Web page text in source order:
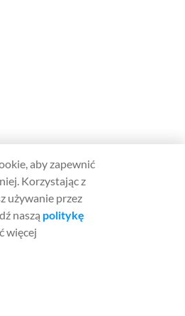
aby zapewnić
Korzystając z
używanie przez
naszą politykę
więcej